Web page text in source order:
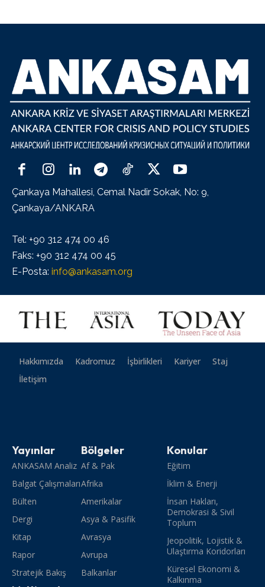
Çankaya Mahallesi, Cemal Nadir Sokak, No: 9,
Çankaya/ANKARA
Tel: +90 312 474 00 46
Faks: +90 312 474 00 45
E-Posta: info@ankasam.org
Hakkımızda Kadromuz İşbirlikleri Kariyer
Staj
İletişim
Yayınlar
ANKASAM Analiz
Balgat Çalışmaları
Bülten
Dergi
Kitap
Rapor
Stratejik Bakış
Bölgeler
Af & Pak
Afrika
Amerikalar
Asya & Pasifik
Avrasya
Avrupa
Balkanlar
Konular
Eğitim
İklim & Enerji
İnsan Hakları,
Demokrasi & Sivil
Toplum
Jeopolitik, Lojistik &
Ulaştırma Koridorları
Küresel Ekonomi &
Kalkınma